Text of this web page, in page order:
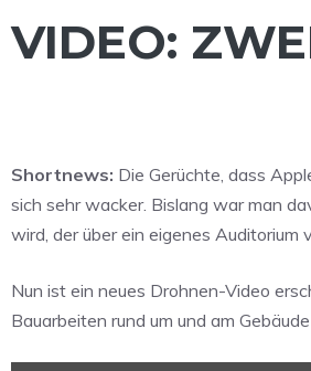
VIDEO:
Shortnews: Die Gerüchte, dass
sich sehr wacker. Bislang war man
wird, der über ein eigenes Auditorium
Nun ist ein neues Drohnen-Video
Bauarbeiten rund um und am